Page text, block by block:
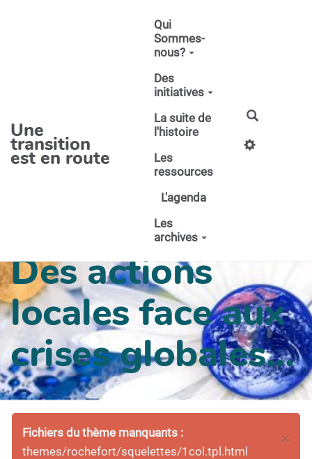
Une
transition
est en route
Qui
Sommes-
nous?
Des
initiatives
La suite de
l'histoire
Les
ressources
L'agenda
Les
archives
Des actions
locales face aux
crises globales...
×
Fichiers du thème manquants :
themes/rochefort/squelettes/1col.tpl.html